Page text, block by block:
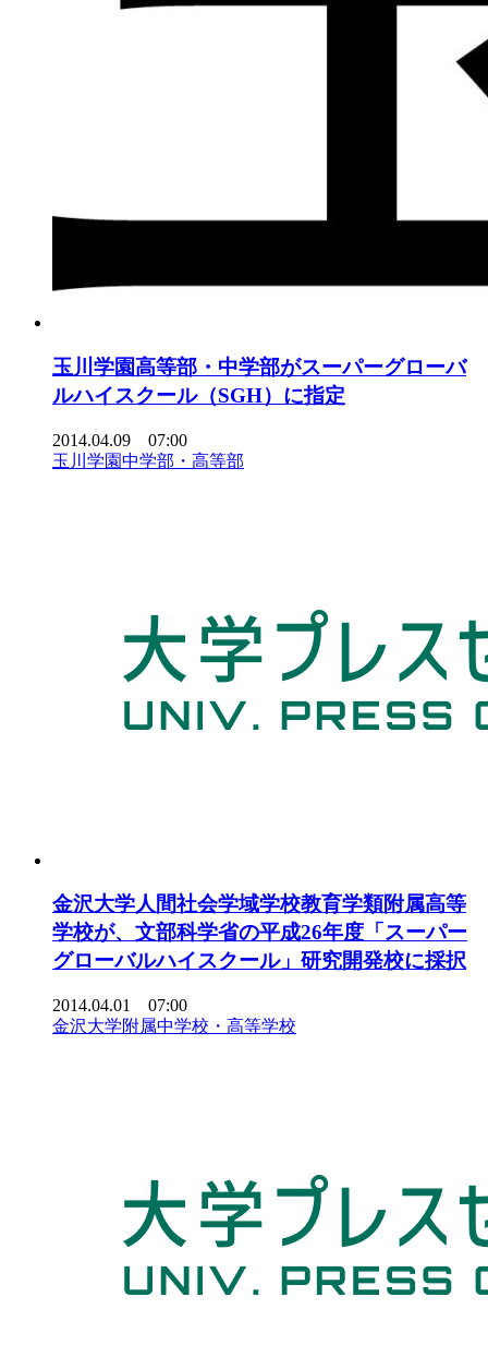
玉川学園高等部・中学部がスーパーグローバ
ルハイスクール（SGH）に指定
2014.04.09 07:00
玉川学園中学部・高等部
金沢大学人間社会学域学校教育学類附属高等
学校が、文部科学省の平成26年度「スーパー
グローバルハイスクール」研究開発校に採択
2014.04.01 07:00
金沢大学附属中学校・高等学校